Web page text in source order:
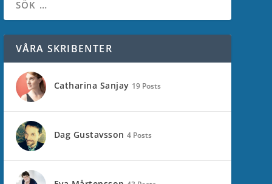
VÅRA SKRIBENTER
Catharina Sanjay 19 Posts
Dag Gustavsson 4 Posts